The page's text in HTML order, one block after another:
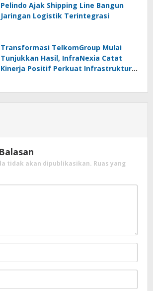
Pelindo Ajak Shipping Line Bangun
Jaringan Logistik Terintegrasi
Transformasi TelkomGroup Mulai
Tunjukkan Hasil, InfraNexia Catat
Kinerja Positif Perkuat Infrastruktur
tidak akan dipublikasikan. Ruas yang